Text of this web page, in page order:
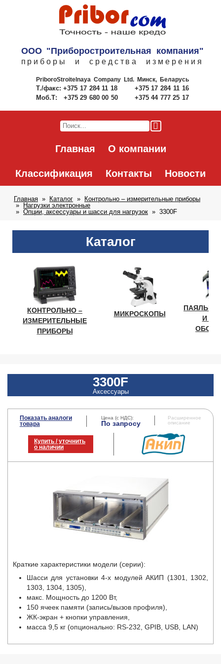
ООО "Приборостроительная компания"
приборы и средства измерения
PriboroStroitelnaya Company Ltd.Минск, Беларусь
Т./факс: +375 17 284 11 18
+375 17 284 11 16
Моб.Т:
+375 29 680 00 50 +375 44 777 25 17
Главная О компании
Классификация Контакты Новости
Главная Каталог
Контрольно – измерительные приборы
Нагрузки электронные
Опции, аксессуары и шасси для нагрузок
3300F
Каталог
КОНТРОЛЬНО –
ИЗМЕРИТЕЛЬНЫЕ
ПРИБОРЫ
МИКРОСКОПЫ
И
3300F
Аксессуары
Показать аналоги
товара
Цена (с НДС):
По запросу
Расширенное
описание
Купить / уточнить
о наличии
Краткие характеристики модели (серии):
Шасси для установки 4-х модулей АКИП (1301, 1302,
1303, 1304, 1305),
макс. Мощность до 1200 Вт,
150 ячеек памяти (запись/вызов профиля),
ЖК-экран + кнопки управления,
масса 9,5 кг (опционально: RS-232, GPIB, USB, LAN)